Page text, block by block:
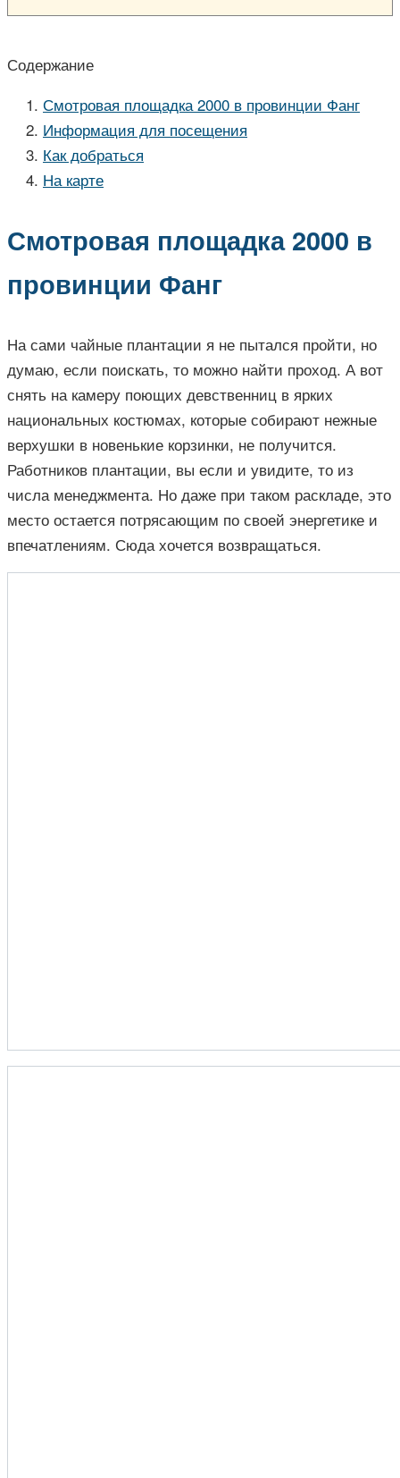
Содержание
Смотровая площадка 2000 в провинции Фанг
Информация для посещения
Как добраться
На карте
Смотровая площадка 2000 в
провинции Фанг
На сами чайные плантации я не пытался пройти, но
думаю, если поискать, то можно найти проход. А вот
снять на камеру поющих девственниц в ярких
национальных костюмах, которые собирают нежные
верхушки в новенькие корзинки, не получится.
Работников плантации, вы если и увидите, то из
числа менеджмента. Но даже при таком раскладе, это
место остается потрясающим по своей энергетике и
впечатлениям. Сюда хочется возвращаться.